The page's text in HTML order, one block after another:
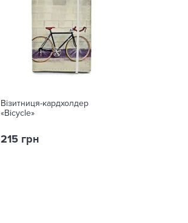
Візитниця-кардхолдер
«Bicycle»
215 грн